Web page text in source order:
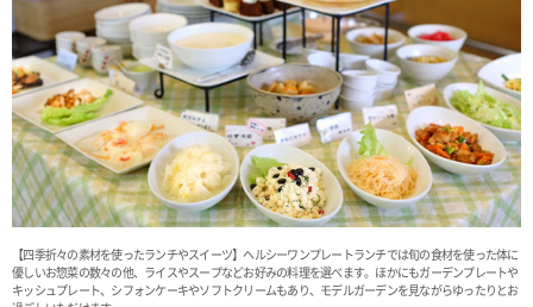
【四季折々の素材を使ったランチやスイーツ】ヘルシーワンプレートランチでは旬の食材を使った体に
優しいお惣菜の数々の他、ライスやスープなどお好みの料理を選べます。ほかにもガーデンプレートや
キッシュプレート、シフォンケーキやソフトクリームもあり、モデルガーデンを見ながらゆったりとお